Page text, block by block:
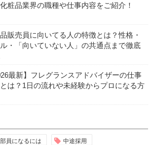
粧品業界の職種や仕事内容をご紹介！
販売員に向いてる人の特徴とは？性格・
・「向いていない人」の共通点まで徹底
最新】フレグランスアドバイザーの仕事
は？1日の流れや未経験からプロになる方
員になるには 中途採用